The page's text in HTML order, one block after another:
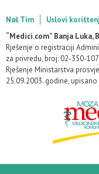
Naš Tim Uslovi
“Medici.com” Banja Luka,
Rješenje o registraciji
za privredu, broj: 02-350-
Rješenje Ministarstva
25.09.2003. godine,